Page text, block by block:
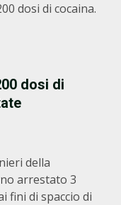
dosi di cocaina.
dosi di
della
arrestato 3
fini di spaccio di